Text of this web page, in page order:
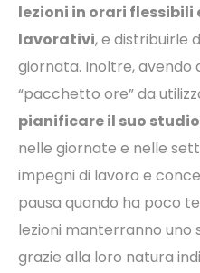
lezioni in orari
lavorativi, e distribuirle
giornata. Inoltre, avendo
“pacchetto ore” da
pianificare il suo studio
nelle giornate e nelle
impegni di lavoro e
pausa quando ha poco
lezioni manterranno uno
grazie alla loro natura